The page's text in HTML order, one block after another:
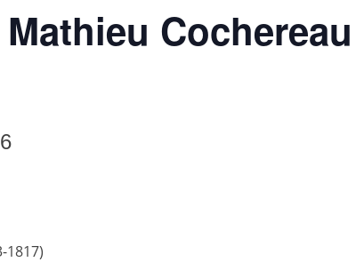
Cochereau